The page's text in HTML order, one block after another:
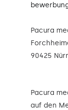
Pacura
90425
Pacura
auf den